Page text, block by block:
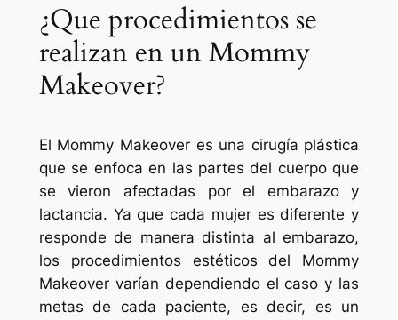
¿Que procedimientos se
realizan en un Mommy
Makeover?
El Mommy Makeover es una cirugía plástica
que se enfoca en las partes del cuerpo que
se vieron afectadas por el embarazo y
lactancia. Ya que cada mujer es diferente y
responde de manera distinta al embarazo,
los procedimientos estéticos del Mommy
Makeover varían dependiendo el caso y las
metas de cada paciente, es decir, es un